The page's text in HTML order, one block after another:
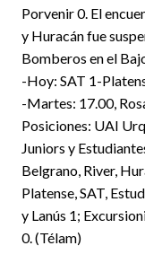
Porvenir 0. El
y Huracán fue
Bomberos en el
-Hoy: SAT 1-
-Martes: 17.00,
Posiciones: UAI
Juniors y
Belgrano, River,
Platense, SAT,
y Lanús 1;
0. (Télam)